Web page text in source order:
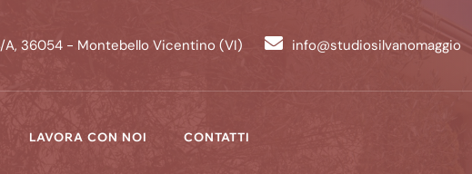
A, 36054 - Montebello Vicentino (VI) info@studiosilvanomaggio
LAVORA CON NOI CONTATTI